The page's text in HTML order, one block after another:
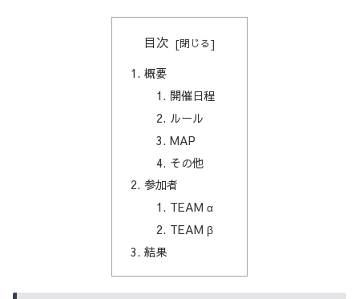
目次
概要
開催日程
ルール
MAP
その他
参加者
TEAM α
TEAM β
結果